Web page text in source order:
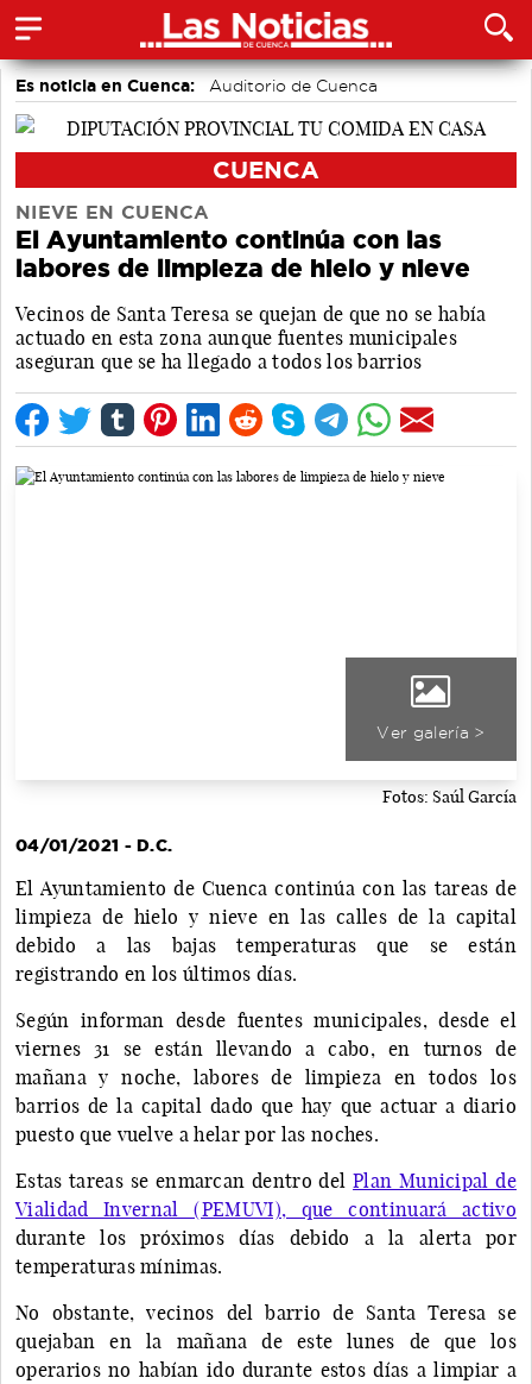
Es noticia en Cuenca: Auditorio de Cuenca
CUENCA
NIEVE EN CUENCA
El Ayuntamiento continúa con las
labores de limpieza de hielo y nieve
Vecinos de Santa Teresa se quejan de que no se había
actuado en esta zona aunque fuentes municipales
aseguran que se ha llegado a todos los barrios
Ver galería >
Fotos: Saúl García
04/01/2021 - D.C.
El Ayuntamiento de Cuenca continúa con las tareas de
limpieza de hielo y nieve en las calles de la capital
debido a las bajas temperaturas que se están
registrando en los últimos días.
Según informan desde fuentes municipales, desde el
viernes 31 se están llevando a cabo, en turnos de
mañana y noche, labores de limpieza en todos los
barrios de la capital dado que hay que actuar a diario
puesto que vuelve a helar por las noches.
Estas tareas se enmarcan dentro delPlan Municipal de
Vialidad Invernal (PEMUVI), que continuará activo
durante los próximos días debido a la alerta por
temperaturas mínimas.
No obstante, vecinos del barrio de Santa Teresa se
quejaban en la mañana de este lunes de que los
operarios no habían ido durante estos días a limpiar a